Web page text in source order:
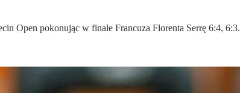
Open pokonując w finale Francuza Florenta Serrę 6:4, 6:3.